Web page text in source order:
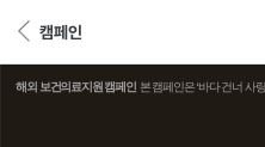
뒤
이
캠페인
해외 보건의료지원 캠페인 본 캠페인은 ‘바다 건너 사